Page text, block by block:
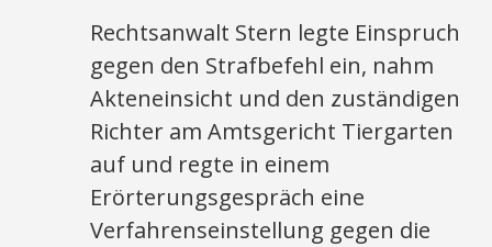
Rechtsanwalt Stern legte Einspruch
gegen den Strafbefehl ein, nahm
Akteneinsicht und den zuständigen
Richter am Amtsgericht Tiergarten
auf und regte in einem
Erörterungsgespräch eine
Verfahrenseinstellung gegen die